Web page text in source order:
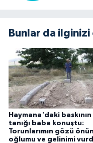
Bunlar da
Haymana'daki baskının
tanığı baba konuştu:
Torunlarımın gözü
oğlumu ve gelinimi